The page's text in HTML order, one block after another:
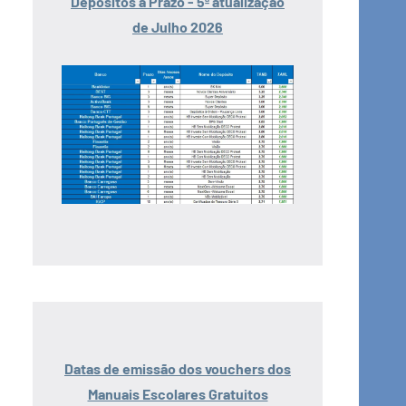
de Julho 2026
Datas de emissão dos vouchers dos
Manuais Escolares Gratuitos